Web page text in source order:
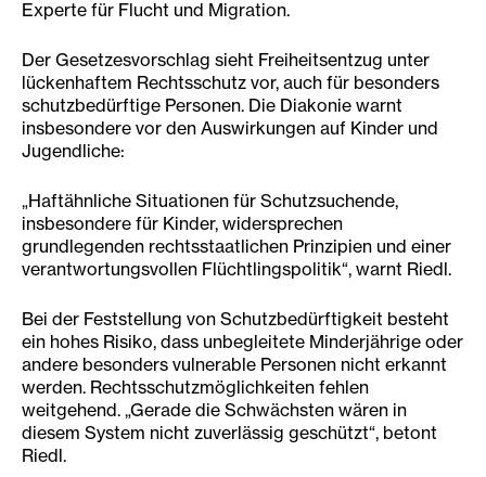
Experte für Flucht und Migration.
Der Gesetzesvorschlag sieht Freiheitsentzug unter
lückenhaftem Rechtsschutz vor, auch für besonders
schutzbedürftige Personen. Die Diakonie warnt
insbesondere vor den Auswirkungen auf Kinder und
Jugendliche:
„Haftähnliche Situationen für Schutzsuchende,
insbesondere für Kinder, widersprechen
grundlegenden rechtsstaatlichen Prinzipien und einer
verantwortungsvollen Flüchtlingspolitik“, warnt Riedl.
Bei der Feststellung von Schutzbedürftigkeit besteht
ein hohes Risiko, dass unbegleitete Minderjährige oder
andere besonders vulnerable Personen nicht erkannt
werden. Rechtsschutzmöglichkeiten fehlen
weitgehend. „Gerade die Schwächsten wären in
diesem System nicht zuverlässig geschützt“, betont
Riedl.